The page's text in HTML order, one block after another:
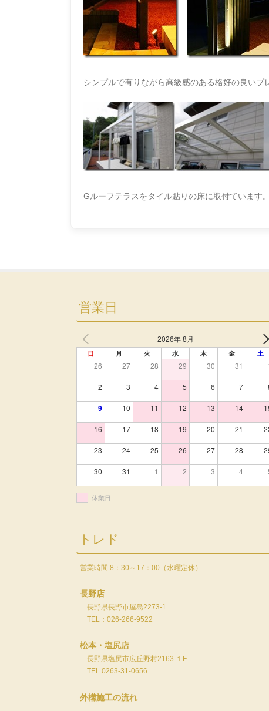
シンプルで有りながら高級感のある格好の良いプ
Gルーフテラスをタイル貼りの床に取付ています
営業日
2026年 8月
日 月 火 水 木 金 土
26 27 28 29 30 31
2 3 4 5 6 7
9 10 11 12 13 14
16 17 18 19 20 21
23 24 25 26 27 28
30 31 1 2 3 4
休業日
トレド
営業時間 8：30～17：00（水曜定休）
長野店
長野県長野市屋島2273-1
TEL：026-266-9522
松本・塩尻店
長野県塩尻市広丘野村2163 １F
TEL 0263-31-0656
外構施工の流れ